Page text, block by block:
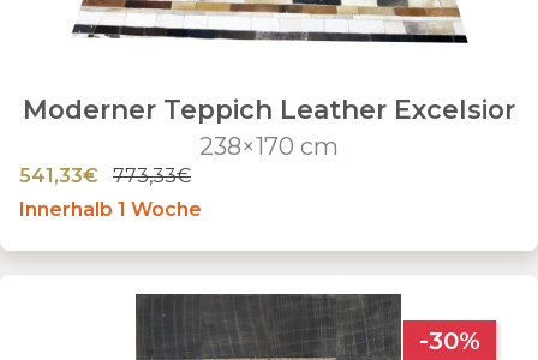
Moderner Teppich Leather Excelsior
238×170 cm
541,33€
773,33€
Innerhalb 1 Woche
-30%